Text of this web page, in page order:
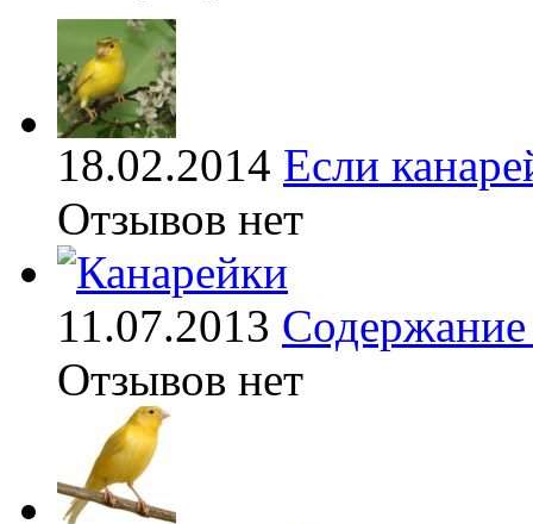
18.02.2014 Если
Отзывов нет
11.07.2013 Содержание
Отзывов нет